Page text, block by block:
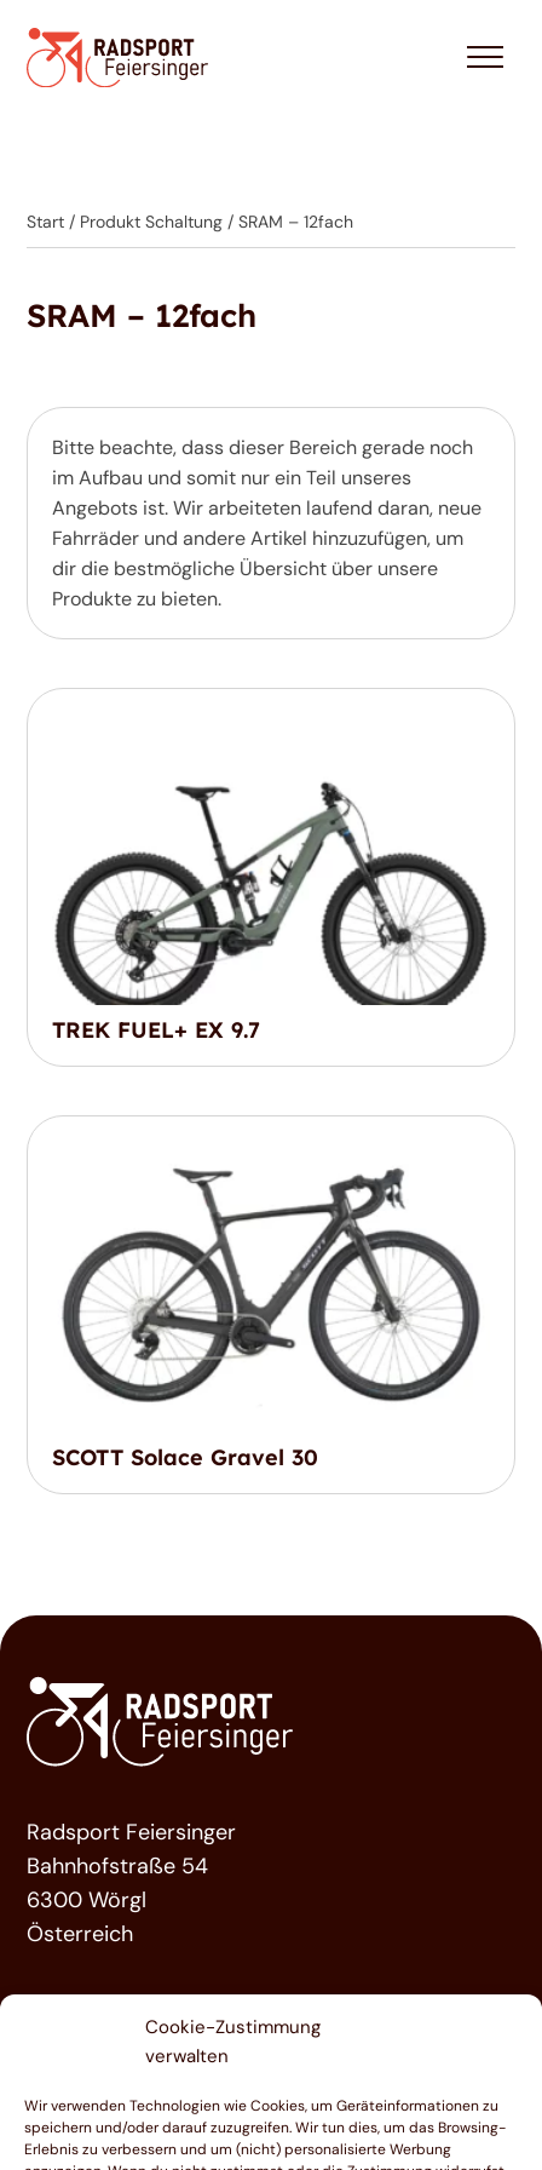
Cookie-Zustimmung
verwalten
Wir verwenden Technologien wie Cookies, um Geräteinformationen zu
speichern und/oder darauf zuzugreifen. Wir tun dies, um das Browsing-
Erlebnis zu verbessern und um (nicht) personalisierte Werbung
Start / Produkt Schaltung / SRAM – 12fach
SRAM – 12fach
Bitte beachte, dass dieser Bereich gerade noch
im Aufbau und somit nur ein Teil unseres
Angebots ist. Wir arbeiteten laufend daran, neue
Fahrräder und andere Artikel hinzuzufügen, um
dir die bestmögliche Übersicht über unsere
Produkte zu bieten.
TREK FUEL+ EX 9.7
SCOTT Solace Gravel 30
Radsport Feiersinger
Bahnhofstraße 54
6300 Wörgl
Österreich
LEISTUNGEN
KONTAKT